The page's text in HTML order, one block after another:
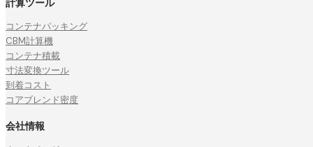
計算ツール
コンテナパッキング
CBM計算機
コンテナ積載
寸法変換ツール
到着コスト
コアブレンド密度
会社情報